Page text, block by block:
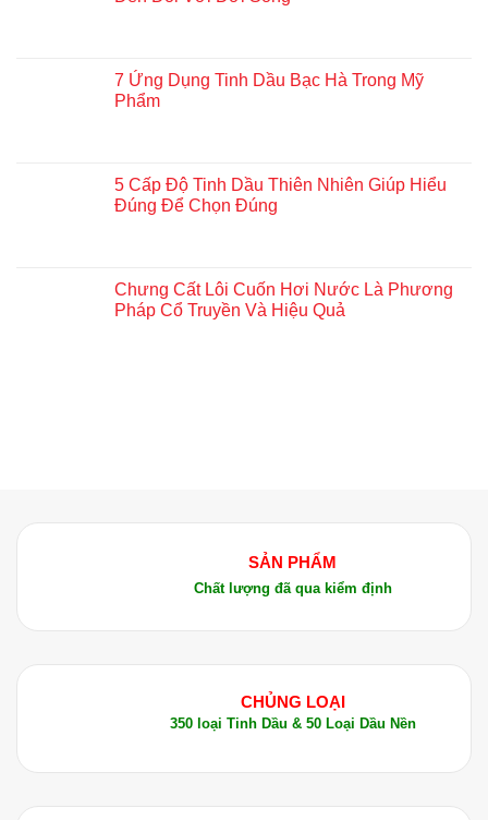
7 Ứng Dụng Tinh Dầu Bạc Hà Trong Mỹ
Phẩm
5 Cấp Độ Tinh Dầu Thiên Nhiên Giúp Hiểu
Đúng Để Chọn Đúng
Chưng Cất Lôi Cuốn Hơi Nước Là Phương
Pháp Cổ Truyền Và Hiệu Quả
SẢN PHẨM
Chất lượng đã qua kiểm định
CHỦNG LOẠI
350 loại Tinh Dầu & 50 Loại Dầu Nền